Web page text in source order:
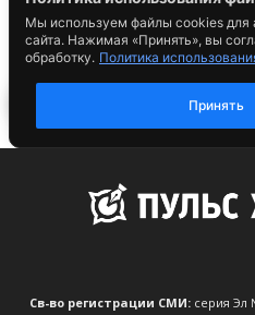
Св-во регистрации СМИ:серия Эл